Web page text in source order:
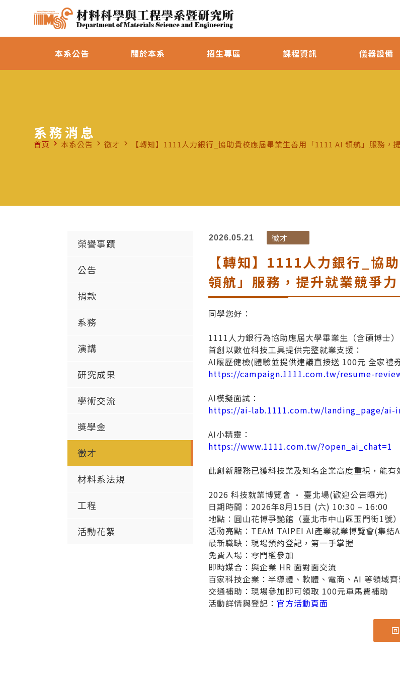
本系公告 關於本系 招生專區 課程資訊 儀器設備
系務消息
首頁 navigate_next 本系公告 navigate_next 徵才 navigate_next 【轉知】1111人力銀行_協助貴校應屆畢業生善用「1111 AI 領航」服務，
榮譽事蹟
公告
捐款
系務
演講
研究成果
學術交流
獎學金
徵才
材料系法規
工程
活動花絮
2026.05.21 徵才
【轉知】1111人力銀行_協
領航」服務，提升就業競爭力
同學您好：
1111人力銀行為協助應屆大學畢業生（含碩博士）
首創以數位科技工具提供完整就業支援：
AI履歷健檢(體驗並提供建議直接送 100元 全家禮
https://campaign.1111.com.tw/resume-
AI模擬面試：
https://ai-lab.1111.com.tw/landing_page/
AI小精靈：
https://www.1111.com.tw/?open_ai_chat=1
此創新服務已獲科技業及知名企業高度重視，能有
2026 科技就業博覽會 · 臺北場(歡迎公告曝光)
日期時間：2026年8月15日 (六) 10:30 – 16:00
地點：圓山花博爭艷館（臺北市中山區玉門街1號）
活動亮點：TEAM TAIPEI AI產業就業博覽會(集
最新職缺：現場預約登記，第一手掌握
免費入場：零門檻參加
即時媒合：與企業 HR 面對面交流
百家科技企業：半導體、軟體、電商、AI 等領域
交通補助：現場參加即可領取 100元車馬費補助
活動詳情與登記： 官方活動頁面